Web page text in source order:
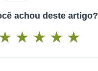
achou deste artigo?
★ ★ ★ ★